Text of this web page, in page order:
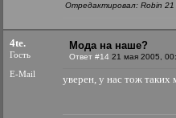
Отредактировал: Robin 21
4te.
Гость
E-Mail
Мода на наше?
Ответ #14 21 мая 2005,
уверен, у нас тож таких